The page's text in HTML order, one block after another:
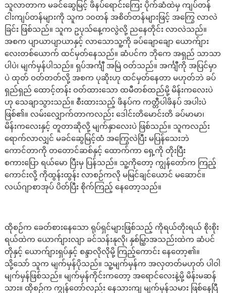
သူလာတာက မခင်ဆွေမြင့် ဖိနပ်ရောင်းကြေး ပိုက်ဆံထဲမှ ကျပ်တန်
ငါးကျပ်တန်များကို သူက ၁၀တန် အစိတ်တန်များဖြင့် အကြွေ လာလဲ
ခြင်း ဖြစ်သည်။ သူက ဥပုသ်နေ့ကလွဲလို့ ညနေတိုင်း လာလဲသည်။
အစက ပျာယာပျာယာနှင့် လာသောသူ့ကို ခပ်ချောချော ယောက်ျား
လေးတစ်ယောက် ထင်မှတ်နေသည်။ ဆံပင်က ဘိုကေ အရှည် သာသာ
ပါပဲ၊ မျက်မှန်ပါသည်။ ရှပ်အင်္ကျီ အမြဲ ဝတ်သည်။ အင်္ကျီကို အပြင်မှာ
ပဲ ထုတ် ဝတ်တတ်လို့ အစက ပုဆိုးဟု ထင်မှတ်နေတာ မဟုတ်ဘဲ ခပ်
ရှည်ရှည် ထောင့်တန်း ဝတ်ထားသော ထမီတစ်ထည်မို့ မိန်းကလေးပဲ
ဟု သေချာသွားသည်။ စီးထားသည့် ဖိနပ်က ကတ္တီပါဖိနပ် အပါးပဲ
ဖြစ်၏။ လမ်းလျှောက်တာကလည်း ဒေါင်းတိမောင်းတိ ခပ်မာမာ၊
မိန်းကလေးနှင့် တူတာဆိုလို့ မျက်နှာလေးပဲ ဖြစ်သည်။ သူကလည်း
ရောက်လာလျှင် မခင်ဆွေမြင့်ထံ အကြွေလဲပြီး မပြန်သေးဘဲ
ကောင်တာကို တတောင်ဆစ်နှင့် ထောက်ကာ ရှေ့ကို တိုးပြီး
စကားပြော ရယ်မော ပြီးမှ ပြန်သည်။ သူ့ကိုတော့ ကျွန်တော်က ကြည့်
ကောင်းလို့ ကိုထွန်းထွန်း လာစဉ်ကလို မမြင်ချင်ယောင် မဆောင်။
လယ်ဂျာစာအုပ် ပိတ်ပြီး စိုက်ကြည့် နေတော့သည်။
ထိုစဉ်က ခေတ်စားနေသော ရုပ်ရှင်များဖြစ်သည့် ကိုရယ်တိုးရယ် စိုးစိုး
ရယ်ထဲက ယောက်ျားလျာ ခင်သန်းနုလို၊ နှစ်မြွှာအသည်းထဲက ဆံပင်
တိုနှင့် ယောက်ျားရှပ်နှင့် စန္ဒာလိုလိုမို့ ကြည့်ကောင်း နေတော့၏။
သို့သော် သူက မျက်မှန်ပိုသည်။ သူ့မျက်မှန်က အလှတတ်မဟုတ် ပါဝါ
မျက်မှန်ဖြစ်သည်။ မျက်မှန်ကိုင်းကတော့ အရောင်လေးနဲ့မို့ မိန်းမဆန်
သား။ ထိုစဉ်က ကျွန်တော်လည်း နေသားကျ မျက်မှန်သမား ဖြစ်နေပြီ